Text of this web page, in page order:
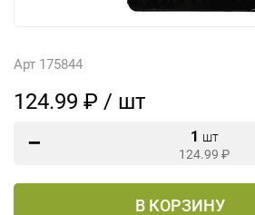
Арт 175844
124.99 ₽ / шт
1 шт
124.99 ₽
В КОРЗИНУ